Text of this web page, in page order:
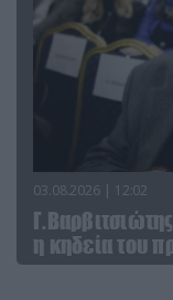
03.08.2026 | 12:02
η κηδεία του